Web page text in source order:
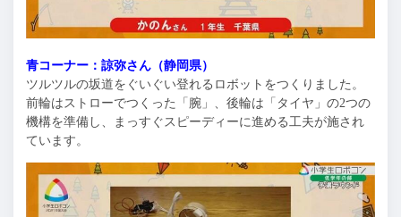
青コーナー：諒弥さん（静岡県）
ツルツルの坂道をぐいぐい登れるロボットをつくりました。
前輪はストローでつくった「腕」、後輪は「タイヤ」の2つの
機構を準備し、まっすぐスピーディーに進める工夫が施され
ています。